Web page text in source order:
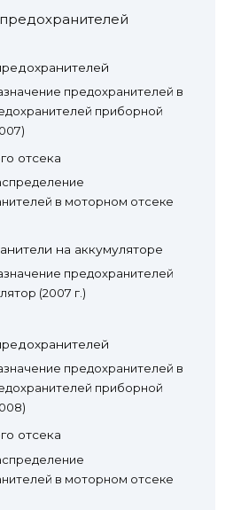
предохранителей в
приборной
отсека
в моторном отсеке
на аккумуляторе
предохранителей
(2007 г.)
предохранителей в
приборной
отсека
в моторном отсеке